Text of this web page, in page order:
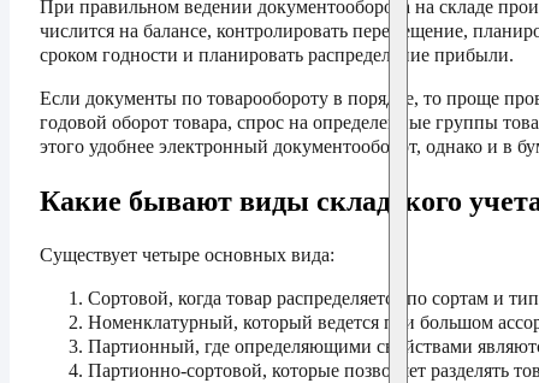
При правильном ведении документооборота на складе
числится на балансе, контролировать перемещение,
сроком годности и планировать распределение прибыли.
Если документы по товарообороту в порядке, то проще
годовой оборот товара, спрос на определенные группы
этого удобнее электронный документооборот, однако и в
Какие бывают виды складского
Существует четыре основных вида:
Сортовой, когда товар распределяется по сортам и
Номенклатурный, который ведется при большом
Партионный, где определяющими свойствами
Партионно-сортовой, которые позволяет разделять